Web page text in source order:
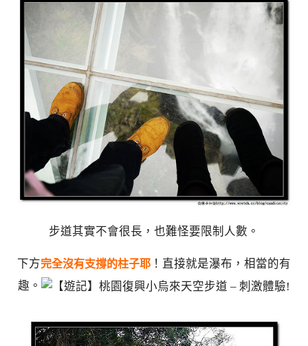
步道其實不會很長，也難怪要限制人數。
下方完全沒有支撐的柱子耶 ！直接就是瀑布，相當的有
趣。